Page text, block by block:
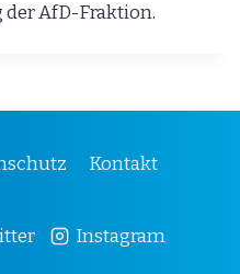
AfD-Fraktion.
Kontakt
Instagram